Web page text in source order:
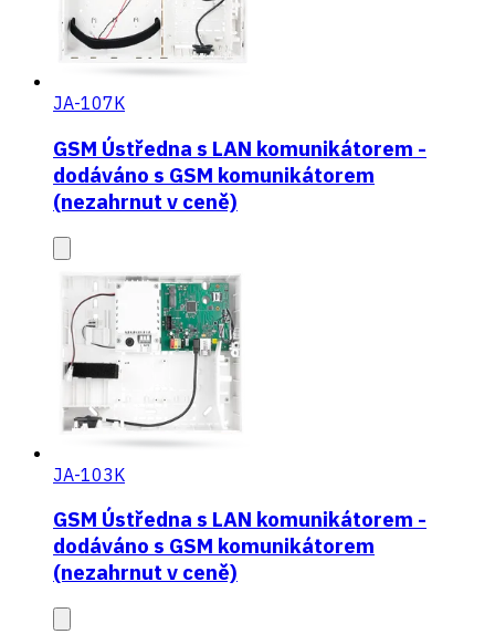
JA-107K
GSM Ústředna s LAN komunikátorem -
dodáváno s GSM komunikátorem
(nezahrnut v ceně)
JA-103K
GSM Ústředna s LAN komunikátorem -
dodáváno s GSM komunikátorem
(nezahrnut v ceně)